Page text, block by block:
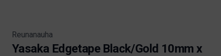
Reunanauha
Yasaka Edgetape Black/Gold 10mm x